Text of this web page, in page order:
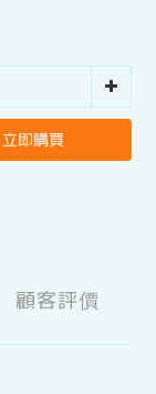
立即購買
顧客評價